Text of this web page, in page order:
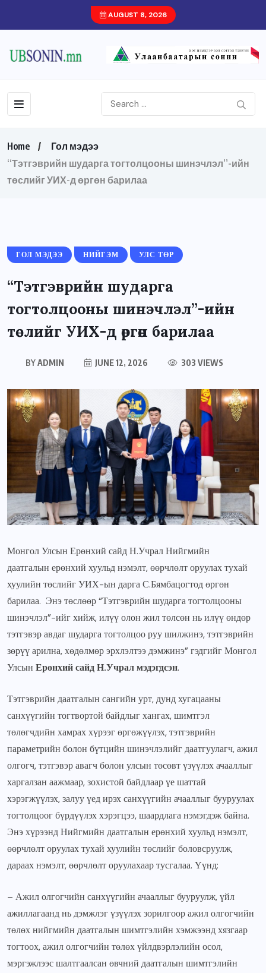
AUGUST 8, 2026
Home
Гол мэдээ
“Тэтгэврийн шударга тогтолцооны шинэчлэл”-ийн
төслийг УИХ-д өргөн барилаа
ГОЛ МЭДЭЭ НИЙГЭМ УЛС ТӨР
“Тэтгэврийн шударга
тогтолцооны шинэчлэл”-ийн
төслийг УИХ-д өргөн барилаа
BYADMIN JUNE 12, 2026 303 VIEWS
Монгол Улсын Ерөнхий сайд Н.Учрал Нийгмийн
даатгалын ерөнхий хуульд нэмэлт, өөрчлөлт оруулах тухай
хуулийн төслийг УИХ-ын дарга С.Бямбацогтод өргөн
барилаа. Энэ төслөөр “Тэтгэврийн шударга тогтолцооны
шинэчлэл”-ийг хийж, илүү олон жил төлсөн нь илүү өндөр
тэтгэвэр авдаг шударга тогтолцоо руу шилжинэ, тэтгэврийн
зөрүү арилна, хөдөлмөр эрхлэлтээ дэмжинэ” гэдгийг Монгол
Улсын Ерөнхий сайд Н.Учрал мэдэгдсэн.
Тэтгэврийн даатгалын сангийн урт, дунд хугацааны
санхүүгийн тогтвортой байдлыг хангах, шимтгэл
төлөгчдийн хамрах хүрээг өргөжүүлэх, тэтгэврийн
параметрийн болон бүтцийн шинэчлэлийг даатгуулагч, ажил
олгогч, тэтгэвэр авагч болон улсын төсөвт үзүүлэх ачааллыг
харгалзан аажмаар, зохистой байдлаар үе шаттай
хэрэгжүүлэх, залуу үед ирэх санхүүгийн ачааллыг бууруулах
тогтолцоог бүрдүүлэх хэрэгцээ, шаардлага нэмэгдэж байна.
Энэ хүрээнд Нийгмийн даатгалын ерөнхий хуульд нэмэлт,
өөрчлөлт оруулах тухай хуулийн төслийг боловсруулж,
дараах нэмэлт, өөрчлөлт оруулахаар тусгалаа. Үүнд:
– Ажил олгогчийн санхүүгийн ачааллыг бууруулж, үйл
ажиллагаанд нь дэмжлэг үзүүлэх зорилгоор ажил олгогчийн
төлөх нийгмийн даатгалын шимтгэлийн хэмжээнд хязгаар
тогтоох, ажил олгогчийн төлөх үйлдвэрлэлийн осол,
мэргэжлээс шалтгаалсан өвчний даатгалын шимтгэлийн